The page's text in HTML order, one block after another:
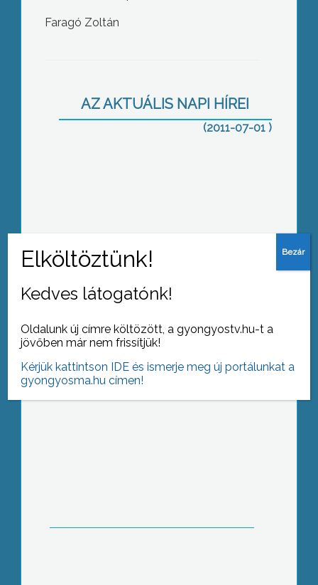
Faragó Zoltán
AZ AKTUÁLIS NAPI HÍREI
(2011-07-01 )
előkészítő programra több mint 8
A gazdaságpolitikában már látható,
kultúrpolitikában még hiányzik a
fordulat
Kedves látogatónk!
Oldalunk új címre költözött, a gyongyostv.hu-t a
jövőben már nem frissítjük!
Kérjük kattintson IDE és ismerje meg új portálunkat a
gyongyosma.hu címen!